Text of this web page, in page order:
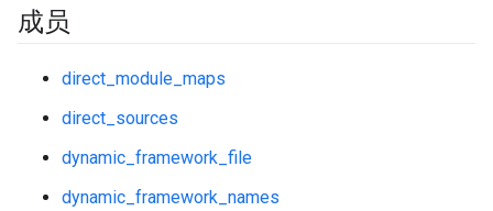
成员
direct_module_maps
direct_sources
dynamic_framework_file
dynamic_framework_names